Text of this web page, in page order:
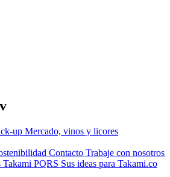
up Mercado, vinos y licores
Contacto Trabaje con nosotros
Takami PQRS Sus ideas para Takami.co